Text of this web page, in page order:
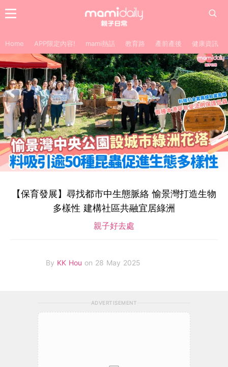
Home APP限定內容! mami熱話 教育路 產前產後 健康資訊
【保育發展】尋找都市中生態脈絡 愉景灣打造生物
多樣性 建構社區共融宜居綠洲
親子好去處
By KK Hou on 28 May 2025
ADVERTISEMENT